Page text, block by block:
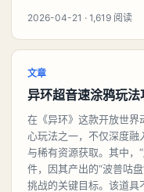
2026-04-21 · 1,619 阅读
文章
异环超音速涂鸦玩
在《异环》这款开放世界
心玩法之一，不仅深度融
与稀有资源获取。其中，
件，因其产出的“波普咕
挑战的关键目标。该道具